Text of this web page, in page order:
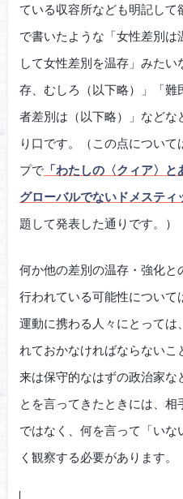
ている収容所なども明記して
で書いたような「女性差別
して女性差別を温存」みた
存、むしろ（以下略）」「
者差別は（以下略）」など
り口です。（この点につい
プで「わたしの〈クィア〉と
グローバルでないドメスティ
題して発表した通りです。）
何か他の差別の温存・強化
行われている可能性について
運動に携わる人々にとっては
れておかなければならない
来は保守的なはずの政治家な
とを言ってきたときには、
ではなく、何を言って「い
く観察する必要があります。